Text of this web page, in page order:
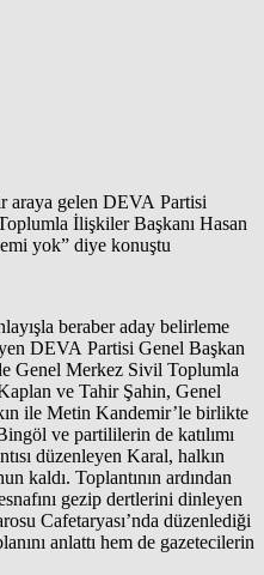
araya gelen DEVA Partisi
İlişkiler Başkanı Hasan
yok” diye konuştu
beraber aday belirleme
DEVA Partisi Genel Başkan
Genel Merkez Sivil Toplumla
ve Tahir Şahin, Genel
ile Metin Kandemir’le birlikte
ve partililerin de katılımı
düzenleyen Karal, halkın
kaldı. Toplantının ardından
gezip dertlerini dinleyen
Cafetaryası’nda düzenlediği
anlattı hem de gazetecilerin